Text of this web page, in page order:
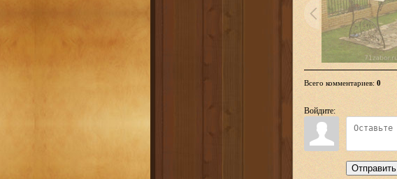
Всего комментариев: 0
Войдите:
Отправить